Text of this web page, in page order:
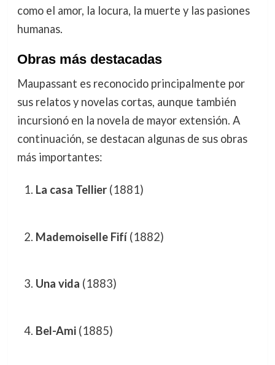
como el amor, la locura, la muerte y las pasiones
humanas.
Obras más destacadas
Maupassant es reconocido principalmente por
sus relatos y novelas cortas, aunque también
incursionó en la novela de mayor extensión. A
continuación, se destacan algunas de sus obras
más importantes:
La casa Tellier(1881)
Mademoiselle Fifí(1882)
Una vida (1883)
Bel-Ami(1885)